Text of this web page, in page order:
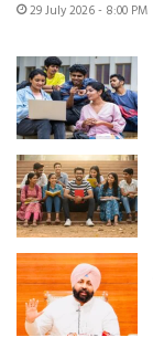
29 July 2026 - 8:00 PM